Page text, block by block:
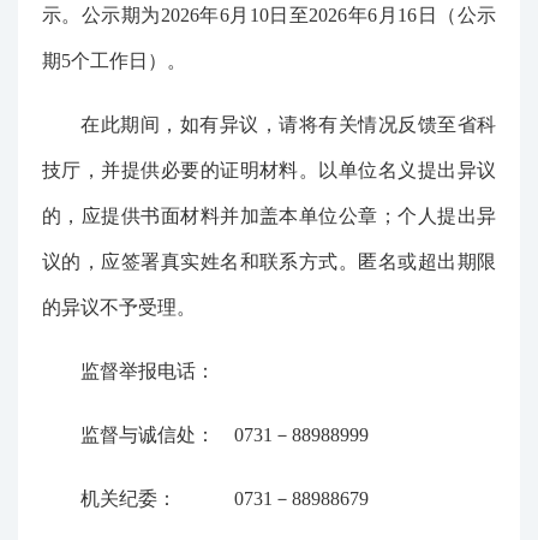
示。公示期为2026年6月10日至2026年6月16日（公示
期5个工作日）。
在此期间，如有异议，请将有关情况反馈至省科
技厅，并提供必要的证明材料。以单位名义提出异议
的，应提供书面材料并加盖本单位公章；个人提出异
议的，应签署真实姓名和联系方式。匿名或超出期限
的异议不予受理。
监督举报电话：
监督与诚信处： 0731－88988999
机关纪委： 0731－88988679